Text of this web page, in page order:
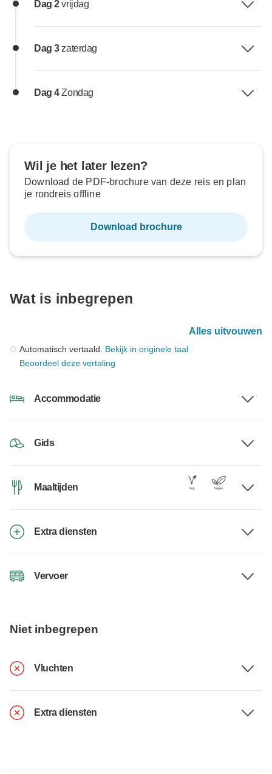
Dag 2vrijdag
Dag 3 zaterdag
Dag 4Zondag
Wil je het later lezen?
Download de PDF-brochure van deze reis en plan
je rondreis offline
Download brochure
Wat is inbegrepen
Alles uitvouwen
Automatisch vertaald. Bekijk in originele taal
Beoordeel deze vertaling
Accommodatie
Gids
Maaltijden
Extra diensten
Vervoer
Niet inbegrepen
Vluchten
Extra diensten